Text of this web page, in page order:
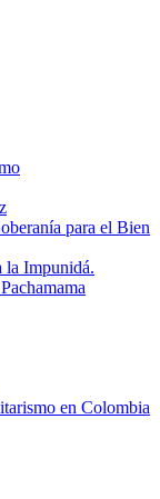
para el Bien
la Impunidá.
en Colombia